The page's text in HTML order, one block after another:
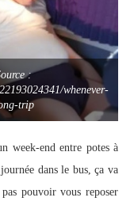
:
whenever-
trip
week-end entre potes à
dans le bus, ça va
pouvoir vous reposer